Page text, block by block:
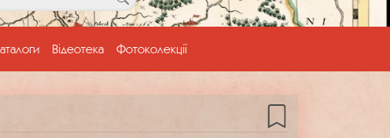
Відеотека Фотоколекції